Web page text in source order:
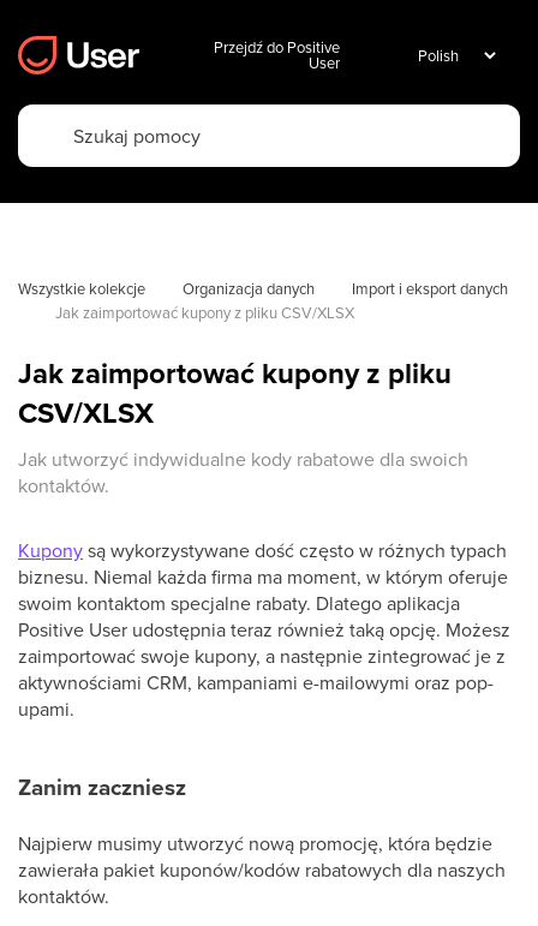
Przejdź do Positive
User
Wszystkie kolekcje Organizacja danych
Import i eksport danych
Jak zaimportować kupony z pliku CSV/XLSX
Jak zaimportować kupony z pliku
CSV/XLSX
Jak utworzyć indywidualne kody rabatowe dla swoich
kontaktów.
Kuponysą wykorzystywane dość często w różnych typach
biznesu. Niemal każda firma ma moment, w którym oferuje
swoim kontaktom specjalne rabaty. Dlatego aplikacja
Positive User udostępnia teraz również taką opcję. Możesz
zaimportować swoje kupony, a następnie zintegrować je z
aktywnościami CRM, kampaniami e-mailowymi oraz pop-
upami.
Zanim zaczniesz
Najpierw musimy utworzyć nową promocję, która będzie
zawierała pakiet kuponów/kodów rabatowych dla naszych
kontaktów.